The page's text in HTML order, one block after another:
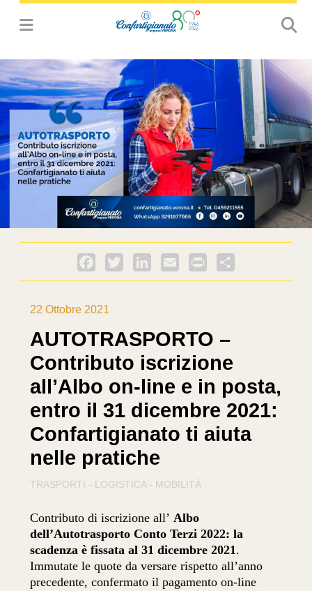
Facebook
Twitter LinkedInEmail PrintFriendly
22 Ottobre 2021
AUTOTRASPORTO –
Contributo iscrizione
all’Albo on-line e in posta,
entro il 31 dicembre 2021:
Confartigianato ti aiuta
nelle pratiche
TRASPORTI - LOGISTICA - MOBILITÀ
Contributo di iscrizione all’Albo
dell’Autotrasporto Conto Terzi 2022: la
scadenza è fissata al 31 dicembre 2021.
Immutate le quote da versare rispetto all’anno
precedente, confermato il pagamento on-line